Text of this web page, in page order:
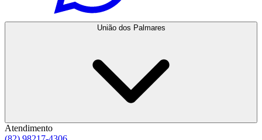
União dos Palmares
Atendimento